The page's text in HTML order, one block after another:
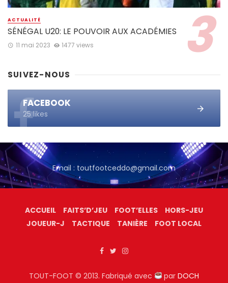
ACTUALITÉ
SÉNÉGAL U20: LE POUVOIR AUX ACADÉMIES
11 mai 2023 1477 views
SUIVEZ-NOUS
FACEBOOK
25 likes
Email : toutfootceddo@gmail.com
ACCUEIL FAITS’D’JEU FOOT’ELLES
HORS-JEU
JOUEUR-J
TACTIQUE TANIÈRE FOOT LOCAL
TOUT-FOOT © 2013. Fabriqué avec parDOCH